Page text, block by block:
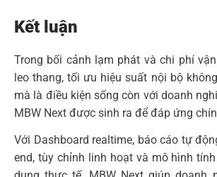
suất ra quyết định và duy trì biên lợi
MBW Next không chỉ là phần mềm,
hành thông minh, giúp doanh nghiệp
trị phân phối
, vận hành tinh gọn, ra
Trải nghiệm MBW Next ngay hôm
tranh vận hành của doanh nghiệp